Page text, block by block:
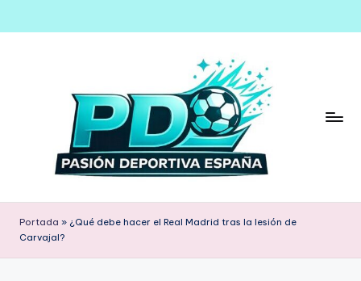
Saltar
Portada » ¿Qué debe hacer el Real Madrid tras la lesión de
Carvajal?